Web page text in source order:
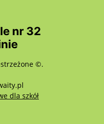
nr 32
©.
dla szkółotwiera się w